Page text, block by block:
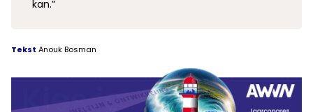
kan.”
Tekst Anouk Bosman